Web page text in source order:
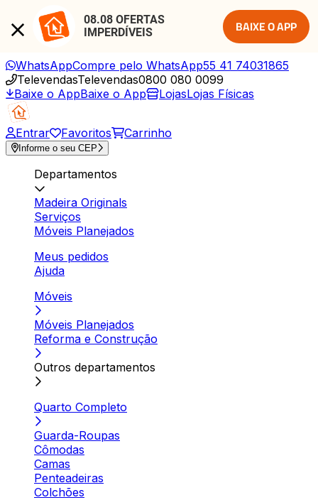
08.08 OFERTAS
IMPERDÍVEIS
BAIXE O APP
WhatsAppCompre pelo WhatsApp55 41 74031865
TelevendasTelevendas0800 080 0099
Baixe o AppBaixe o App LojasLojas Físicas
Entrar Favoritos Carrinho
Informe o seu CEP
Departamentos
Madeira Originals
Serviços
Móveis Planejados
Meus pedidos
Ajuda
Móveis
Móveis Planejados
Reforma e Construção
Outros departamentos
Quarto Completo
Guarda-Roupas
Cômodas
Camas
Penteadeiras
Colchões